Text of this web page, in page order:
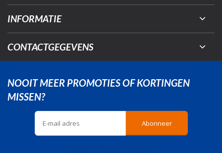
INFORMATIE
CONTACTGEGEVENS
NOOIT MEER PROMOTIES OF KORTINGEN
MISSEN?
Abonneer